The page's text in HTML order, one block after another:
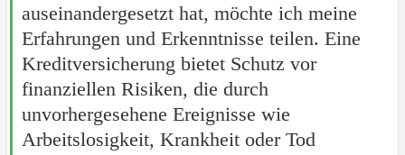
auseinandergesetzt hat, möchte ich meine
Erfahrungen und Erkenntnisse teilen. Eine
Kreditversicherung bietet Schutz vor
finanziellen Risiken, die durch
unvorhergesehene Ereignisse wie
Arbeitslosigkeit, Krankheit oder Tod